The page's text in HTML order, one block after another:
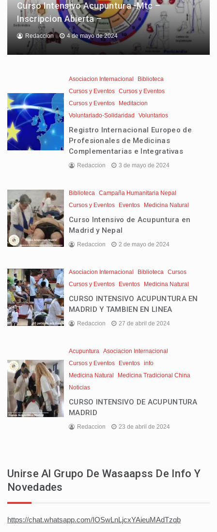
Curso Intensivo Acupuntura -Mtc –
Inscripcion Abierta –
Redaccion 4 de mayo de 2024
Asociacion Internacional
Biblioteca
Cursos y Eventos Cursos y Eventos
Cursos y Eventos
Meditacion
Voluntariado-Solidaridad
Voluntarios
Registro Internacional Europeo de
Profesionales de Medicinas
Complementarias e Integrativas
Redaccion 3 de mayo de 2024
Biblioteca Campaña Humanitaria Nepal
Cursos y Eventos
Eventos Medicina Natural
Curso Intensivo de Acupuntura en
Madrid y Nepal
Redaccion 2 de mayo de 2024
Asociacion Internacional Biblioteca Cursos
Cursos y Eventos
Eventos Medicina Natural
CURSO INTENSIVO ACUPUNTURA EN
MADRID Y TAMBIEN EN LINEA
Redaccion 27 de abril de 2024
Acupuntura Asociacion Internacional
Cursos y Eventos
Eventos info
Medicina Natural
Medicina Tradicional China
Noticias
CURSO INTENSIVO DE ACUPUNTURA
MADRID
Redaccion 23 de abril de 2024
Unirse Al Grupo De Wasaapss De Info Y
Novedades
https://chat.whatsapp.com/IOSwLnLjcxYAieuMAdTzqb